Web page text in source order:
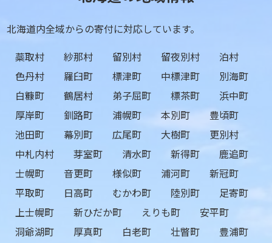
北海道内全域からの寄付に対応しています。
蘂取村
紗那村 留別村 留夜別村
泊村
色丹村
羅臼町 標津町 中標津町
別海町
白糠町
鶴居村 弟子屈町 標茶町
浜中町
厚岸町
釧路町 浦幌町 本別町
豊頃町
池田町
幕別町 広尾町 大樹町
更別村
中札内村
芽室町 清水町 新得町
鹿追町
士幌町
音更町 様似町 浦河町
新冠町
平取町
日高町 むかわ町 陸別町
足寄町
上士幌町
新ひだか町 えりも町
安平町
洞爺湖町
厚真町 白老町 壮瞥町
豊浦町